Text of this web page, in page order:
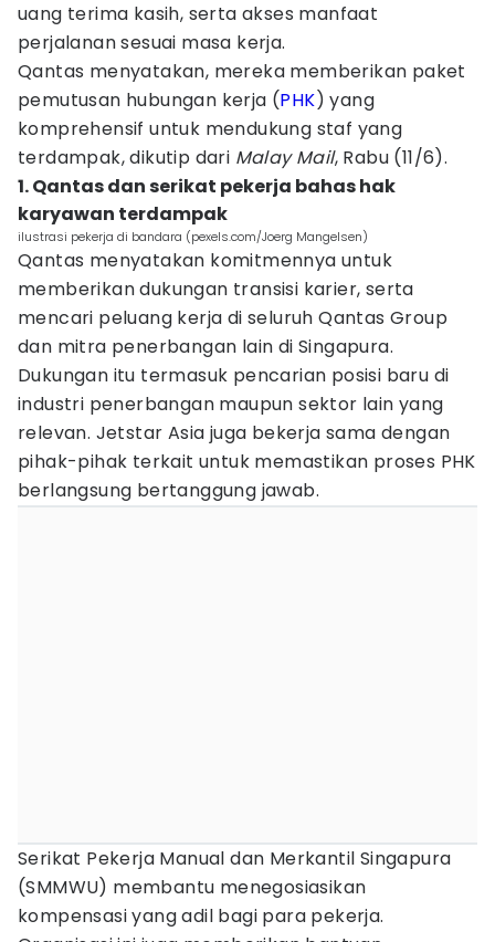
uang terima kasih, serta akses manfaat
perjalanan sesuai masa kerja.
Qantas menyatakan, mereka memberikan paket
pemutusan hubungan kerja (PHK) yang
komprehensif untuk mendukung staf yang
terdampak, dikutip dari Malay Mail, Rabu (11/6).
1. Qantas dan serikat pekerja bahas hak
karyawan terdampak
ilustrasi pekerja di bandara (pexels.com/Joerg Mangelsen)
Qantas menyatakan komitmennya untuk
memberikan dukungan transisi karier, serta
mencari peluang kerja di seluruh Qantas Group
dan mitra penerbangan lain di Singapura.
Dukungan itu termasuk pencarian posisi baru di
industri penerbangan maupun sektor lain yang
relevan. Jetstar Asia juga bekerja sama dengan
pihak-pihak terkait untuk memastikan proses PHK
berlangsung bertanggung jawab.
Serikat Pekerja Manual dan Merkantil Singapura
(SMMWU) membantu menegosiasikan
kompensasi yang adil bagi para pekerja.